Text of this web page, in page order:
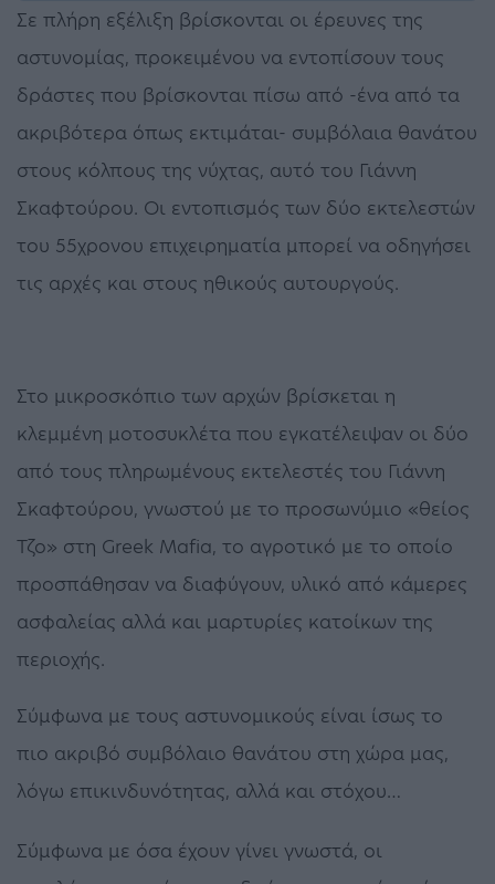
Σε πλήρη εξέλιξη βρίσκονται οι έρευνες της
αστυνομίας, προκειμένου να εντοπίσουν τους
δράστες που βρίσκονται πίσω από -ένα από τα
ακριβότερα όπως εκτιμάται- συμβόλαια θανάτου
στους κόλπους της νύχτας, αυτό του Γιάννη
Σκαφτούρου. Οι εντοπισμός των δύο εκτελεστών
του 55χρονου επιχειρηματία μπορεί να οδηγήσει
τις αρχές και στους ηθικούς αυτουργούς.
Στο μικροσκόπιο των αρχών βρίσκεται η
κλεμμένη μοτοσυκλέτα που εγκατέλειψαν οι δύο
από τους πληρωμένους εκτελεστές του Γιάννη
Σκαφτούρου, γνωστού με το προσωνύμιο «θείος
Τζο» στη Greek Mafia, το αγροτικό με το οποίο
προσπάθησαν να διαφύγουν, υλικό από κάμερες
ασφαλείας αλλά και μαρτυρίες κατοίκων της
περιοχής.
Σύμφωνα με τους αστυνομικούς είναι ίσως το
πιο ακριβό συμβόλαιο θανάτου στη χώρα μας,
λόγω επικινδυνότητας, αλλά και στόχου…
Σύμφωνα με όσα έχουν γίνει γνωστά, οι